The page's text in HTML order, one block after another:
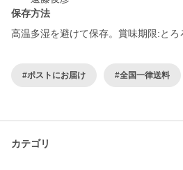
保存方法
#ポストにお届け #全国一律送料
カテゴリ